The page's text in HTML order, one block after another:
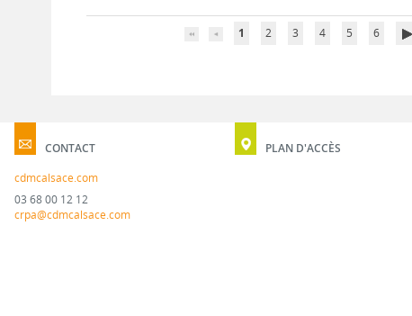
1 2 3 4 5 6
CONTACT
cdmcalsace.com
03 68 00 12 12
crpa@cdmcalsace.com
PLAN D'ACCÈS